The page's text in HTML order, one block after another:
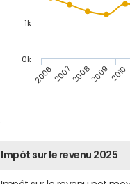
20062007200820092010
0k
1k
Impôt sur le revenu 2025